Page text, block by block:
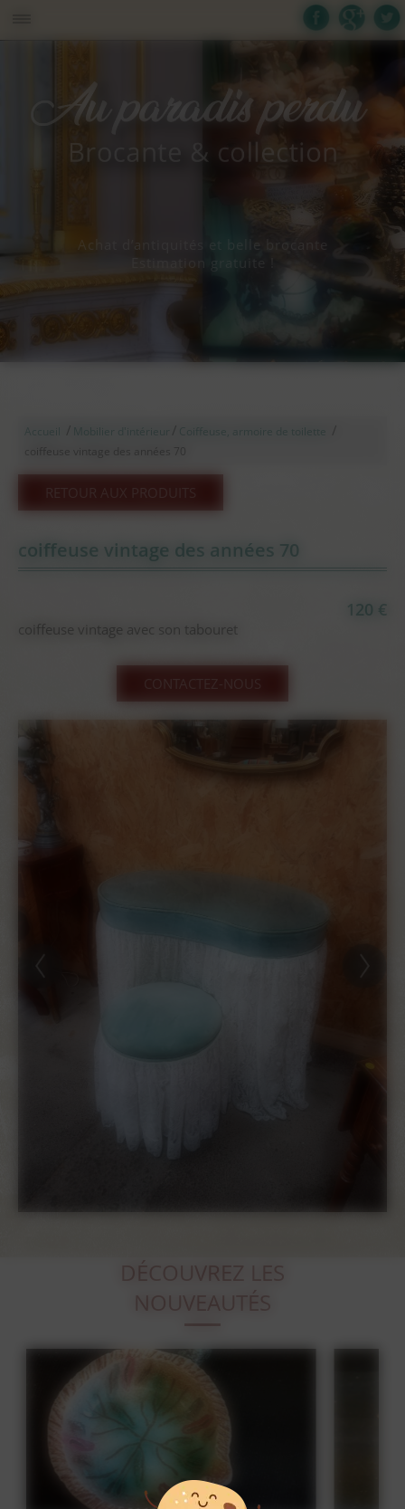
Achat d’antiquités et belle brocante
Estimation gratuite !
/ Mobilier d'intérieur Coiffeuse, armoire de toilette
coiffeuse vintage des années 70
120 €
coiffeuse vintage avec son tabouret
DÉCOUVREZ LES
NOUVEAUTÉS